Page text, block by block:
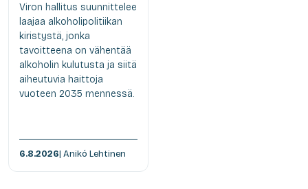
Viron hallitus suunnittelee
laajaa alkoholipolitiikan
kiristystä, jonka
tavoitteena on vähentää
alkoholin kulutusta ja siitä
aiheutuvia haittoja
vuoteen 2035 mennessä.
6.8.2026| Anikó Lehtinen